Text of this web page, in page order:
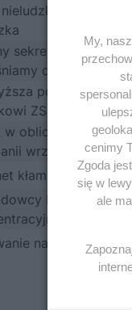
nieludzkie
sekret Stalina.
dlaczego
pora
ZSRR
w obliczu wojny.
wrześniowej
kłamie. Naziści
Hitlera?
jak bydło
na sowieckie
My,
cenimy
Zgoda
się w
ale